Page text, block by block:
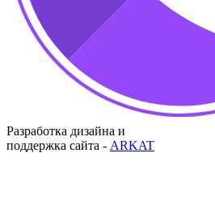
Разработка дизайна и
поддержка сайта - ARKAT